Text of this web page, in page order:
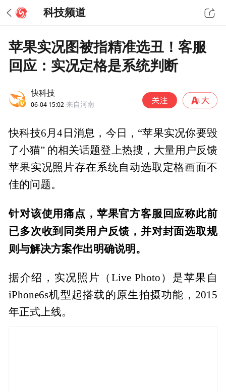
科技频道
苹果实况图被指精准选丑！客服
回应：实况定格是系统判断
快科技
06-04 15:02 来自河南
快科技6月4日消息，今日，“苹果实况你要毁
了小猫” 的相关话题登上热搜，大量用户反馈
苹果实况照片存在系统自动选取定格画面不
佳的问题。
针对该使用痛点，苹果官方客服回应称此前
已多次收到同类用户反馈，并对封面选取规
则与解决方案作出明确说明。
据介绍，实况照片（Live Photo）是苹果自
iPhone6s机型起搭载的原生拍摄功能，2015
年正式上线。